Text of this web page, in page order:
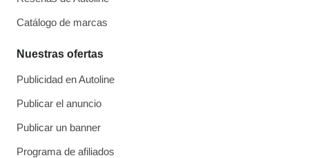
Catálogo de marcas
Nuestras ofertas
Publicidad en Autoline
Publicar el anuncio
Publicar un banner
Programa de afiliados